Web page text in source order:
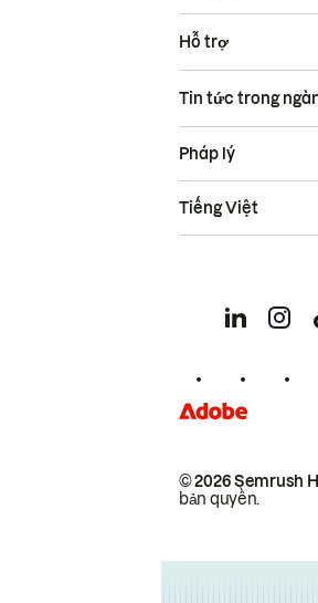
Hỗ trợ
Tin tức trong
© 2026 Semrush
bản quyền.
Pháp lý
Tiếng Việt